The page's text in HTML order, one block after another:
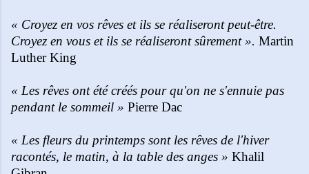
« Croyez en vos rêves et ils se réaliseront peut-être.
Croyez en vous et ils se réaliseront sûrement ». Martin
Luther King
« Les rêves ont été créés pour qu'on ne s'ennuie pas
pendant le sommeil » Pierre Dac
« Les fleurs du printemps sont les rêves de l'hiver
racontés, le matin, à la table des anges » Khalil